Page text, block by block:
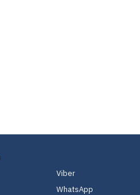
Viber
WhatsApp